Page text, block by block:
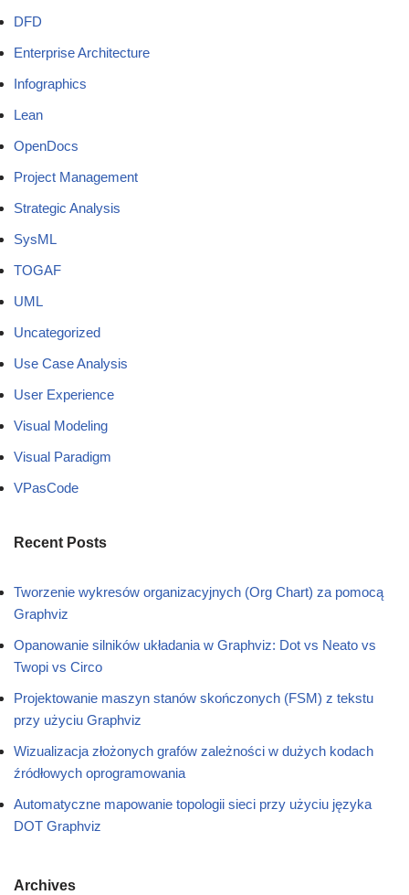
DFD
Enterprise Architecture
Infographics
Lean
OpenDocs
Project Management
Strategic Analysis
SysML
TOGAF
UML
Uncategorized
Use Case Analysis
User Experience
Visual Modeling
Visual Paradigm
VPasCode
Recent Posts
Tworzenie wykresów organizacyjnych (Org Chart) za pomocą
Graphviz
Opanowanie silników układania w Graphviz: Dot vs Neato vs
Twopi vs Circo
Projektowanie maszyn stanów skończonych (FSM) z tekstu
przy użyciu Graphviz
Wizualizacja złożonych grafów zależności w dużych kodach
źródłowych oprogramowania
Automatyczne mapowanie topologii sieci przy użyciu języka
DOT Graphviz
Archives